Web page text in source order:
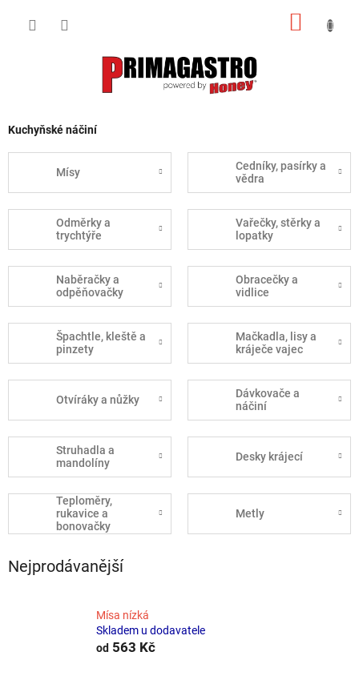
Kuchyňské náčiní
Mísy
Cedníky, pasírky a
vědra
Odměrky a
trychtýře
Vařečky, stěrky a
lopatky
Naběračky a
odpěňovačky
Obracečky a
vidlice
Špachtle, kleště a
pinzety
Mačkadla, lisy a
kráječe vajec
Otvíráky a nůžky
Dávkovače a
náčiní
Struhadla a
mandolíny
Desky krájecí
Teploměry,
rukavice a
bonovačky
Metly
Nejprodávanější
Mísa nízká
Skladem u dodavatele
od 563 Kč